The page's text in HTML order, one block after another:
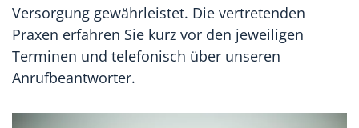
Versorgung gewährleistet. Die vertretenden
Praxen erfahren Sie kurz vor den jeweiligen
Terminen und telefonisch über unseren
Anrufbeantworter.